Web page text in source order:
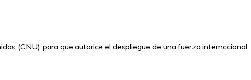
(ONU) para que autorice el despliegue de una fuerza internacional